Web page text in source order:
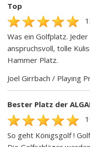
Top
Was ein Golfplatz.
anspruchsvoll, tolle
Hammer Platz.
Joel Girrbach / Playing
Bester Platz der
So geht Königsgolf !